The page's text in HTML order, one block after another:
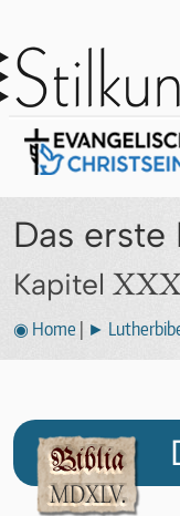
Das erste
Kapitel
◉ Home ►